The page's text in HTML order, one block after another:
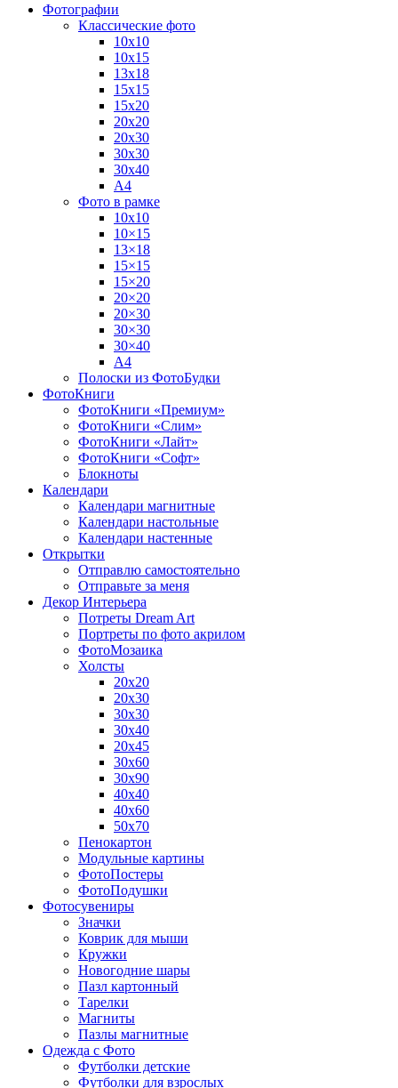
Фотографии
Классические фото
10х10
10х15
13х18
15х15
15х20
20х20
20х30
30х30
30х40
А4
Фото в рамке
10х10
10×15
13×18
15×15
15×20
20×20
20×30
30×30
30×40
A4
Полоски из ФотоБудки
ФотоКниги
ФотоКниги «Премиум»
ФотоКниги «Слим»
ФотоКниги «Лайт»
ФотоКниги «Софт»
Блокноты
Календари
Календари магнитные
Календари настольные
Календари настенные
Открытки
Отправлю самостоятельно
Отправьте за меня
Декор Интерьера
Потреты Dream Art
Портреты по фото акрилом
ФотоМозаика
Холсты
20х20
20х30
30х30
30х40
20х45
30х60
30х90
40х40
40х60
50х70
Пенокартон
Модульные картины
ФотоПостеры
ФотоПодушки
Фотоcувениры
Значки
Коврик для мыши
Кружки
Новогодние шары
Пазл картонный
Тарелки
Магниты
Пазлы магнитные
Одежда с Фото
Футболки детские
Футболки для взрослых